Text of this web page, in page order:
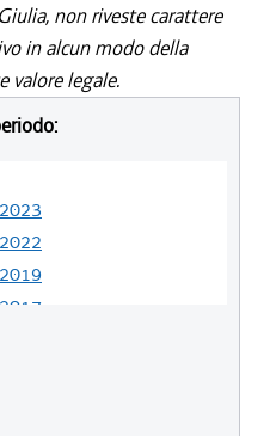
non riveste carattere
in alcun modo della
valore legale.